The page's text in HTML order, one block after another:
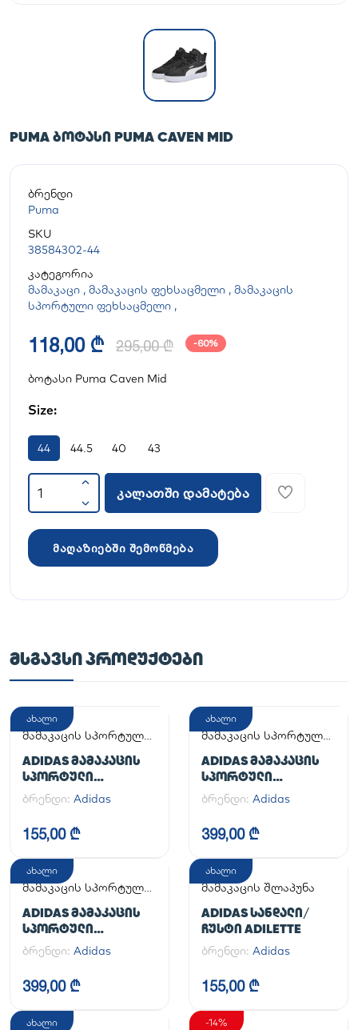
PUMA ᲑᲝᲢᲐᲡᲘ PUMA CAVEN MID
ბრენდი
Puma
SKU
38584302-44
კატეგორია
მამაკაცი , მამაკაცის ფეხსაცმელი , მამაკაცის
სპორტული ფეხსაცმელი ,
118,00 ₾ 295,00 ₾ -60%
ბოტასი Puma Caven Mid
Size:
44 44.5 40 43
კალათში დამატება
მაღაზიებში შემოწმება
ᲛᲡᲒᲐᲕᲡᲘ ᲞᲠᲝᲓᲣᲥᲢᲔᲑᲘ
ახალი
მამაკაცის სპორტული
ADIDAS ᲛᲐᲛᲐᲙᲐᲪᲘᲡ
ᲡᲞᲝᲠᲢᲣᲚᲘ
ᲤᲔᲮᲡᲐᲪᲛᲔᲚᲘ
ADILETTE
ბრენდი: Adidas
155,00 ₾
ახალი
მამაკაცის სპორტული
ADIDAS ᲛᲐᲛᲐᲙᲐᲪᲘᲡ
ᲡᲞᲝᲠᲢᲣᲚᲘ
ᲤᲔᲮᲡᲐᲪᲛᲔᲚᲘ
HANDBALL SPEZIAL
ბრენდი: Adidas
399,00 ₾
ახალი
მამაკაცის სპორტული
ADIDAS ᲛᲐᲛᲐᲙᲐᲪᲘᲡ
ᲡᲞᲝᲠᲢᲣᲚᲘ
ᲤᲔᲮᲡᲐᲪᲛᲔᲚᲘ
HANDBALL SPEZIAL
ბრენდი: Adidas
399,00 ₾
ახალი
მამაკაცის შლაპუნა
ADIDAS ᲡᲐᲜᲓᲐᲚᲘ/
ᲩᲣᲡᲢᲘ ADILETTE
ბრენდი: Adidas
155,00 ₾
ახალი -14%